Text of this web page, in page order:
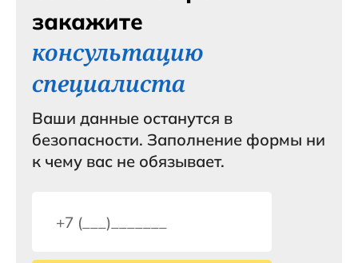
закажите
консультацию
специалиста
Ваши данные останутся в
безопасности. Заполнение формы ни
к чему вас не обязывает.